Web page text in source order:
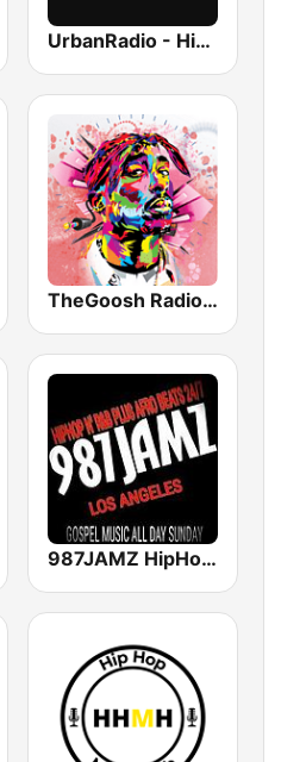
UrbanRadio - Hip Hop Hits
TheGoosh Radio - R&B
987JAMZ HipHop N' R&B Plus Afro Beats 24/7